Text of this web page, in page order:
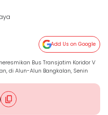
Add Us on Google
Bus Transjatim Koridor V
di Alun-Alun Bangkalan, Senin